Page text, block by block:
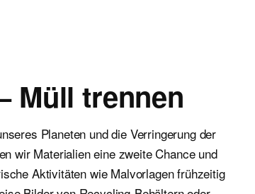
Müll trennen
Planeten und die Verringerung der
wir Materialien eine zweite Chance und
Aktivitäten wie Malvorlagen frühzeitig